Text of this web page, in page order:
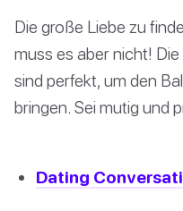
Die große Liebe zu
muss es aber nicht!
sind perfekt, um den
bringen. Sei mutig und
Dating